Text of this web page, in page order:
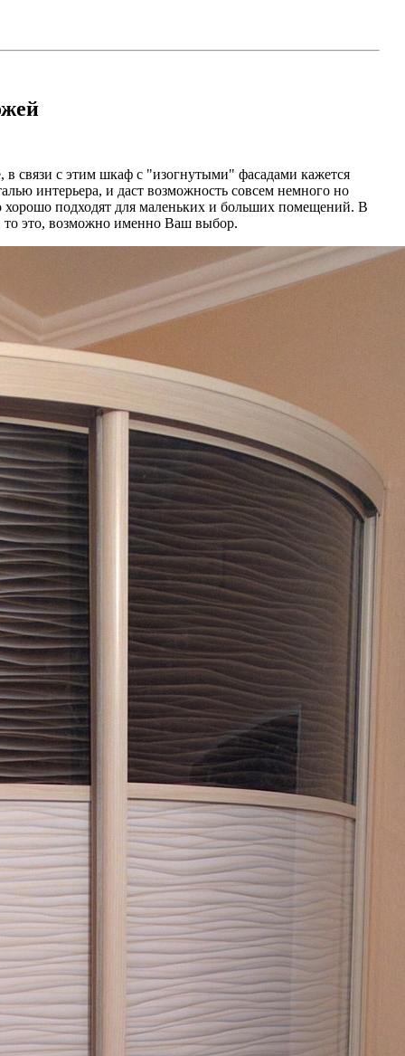
связи с этим шкаф с "изогнутыми" фасадами кажется
интерьера, и даст возможность совсем немного но
хорошо подходят для маленьких и больших помещений. В
то это, возможно именно Ваш выбор.